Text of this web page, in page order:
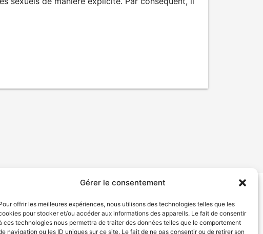
Gérer le consentement
offrir les meilleures expériences, nous utilisons des technologies telles que les
pour stocker et/ou accéder aux informations des appareils. Le fait de consentir
ces technologies nous permettra de traiter des données telles que le comportement
navigation ou les ID uniques sur ce site. Le fait de ne pas consentir ou de retirer son
Déclaration de services Politique de confidentialité